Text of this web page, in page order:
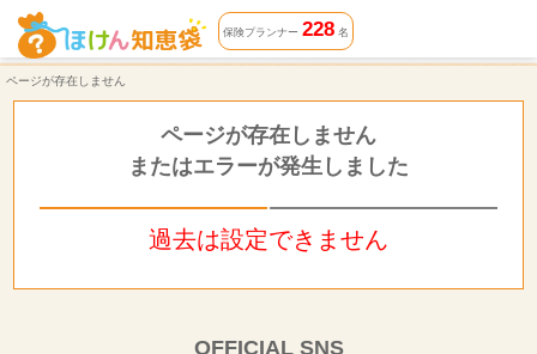
ページが存在しません | ほけん知恵袋
保険プランナー 228名
ページが存在しません
ページが存在しません
またはエラーが発生しました
過去は設定できません
OFFICIAL SNS